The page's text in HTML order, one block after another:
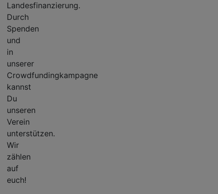
Landesfinanzierung.
Durch
Spenden
und
in
unserer
Crowdfundingkampagne
kannst
Du
unseren
Verein
unterstützen.
Wir
zählen
auf
euch!